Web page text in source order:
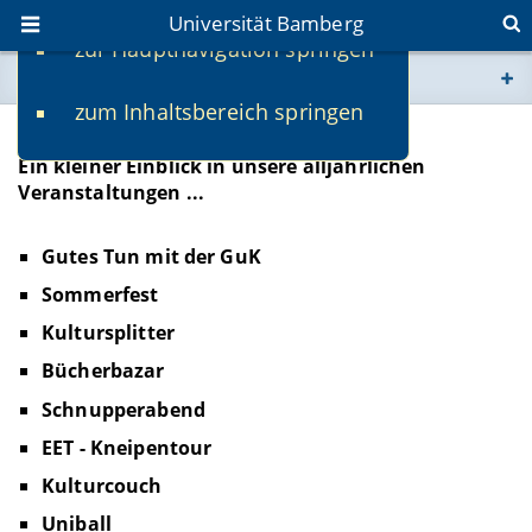
zur Hauptnavigation springen
zum Inhaltsbereich springen
Universität Bamberg
www.uni-bamberg.de
univis.uni-bamberg.de
fis.uni-bamberg.de
Vergangenen Veranstaltungen
Ein kleiner Einblick in unsere alljährlichen
Veranstaltungen ...
Gutes Tun mit der GuK
Sommerfest
Kultursplitter
Bücherbazar
Schnupperabend
EET - Kneipentour
Kulturcouch
Uniball